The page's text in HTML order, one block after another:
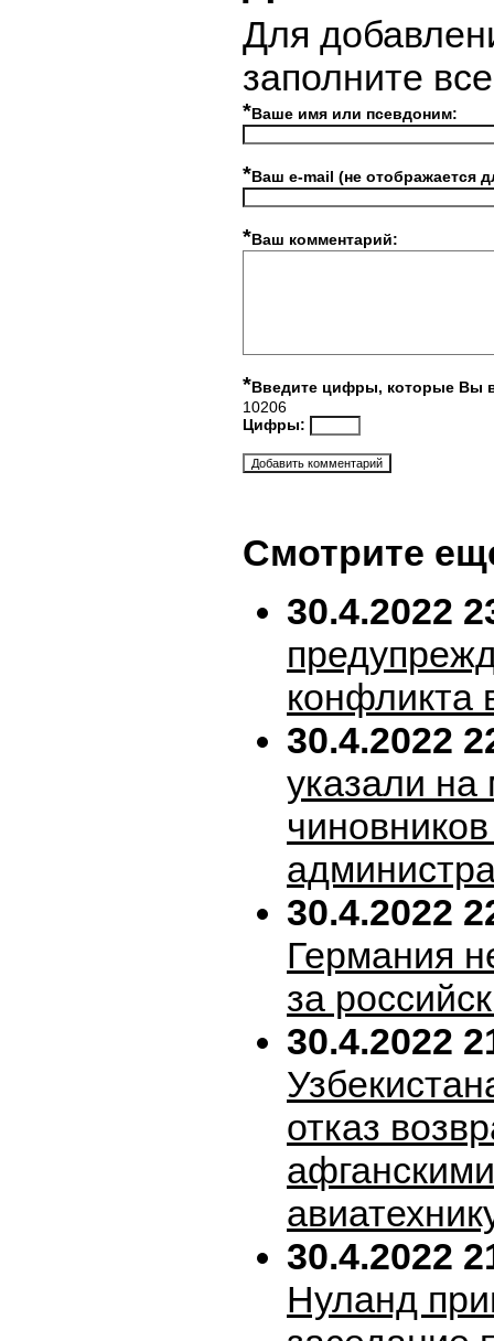
Для
заполните
*Ваше имя или псевдоним:
*Ваш e-mail (не отображается
*Ваш комментарий:
*Введите цифры, которые Вы
10206
Цифры:
Смотрите
30.4.2022
конфликта
30.4.2022
указали на
30.4.2022
Германия
за
30.4.2022
отказ
30.4.2022
Нуланд